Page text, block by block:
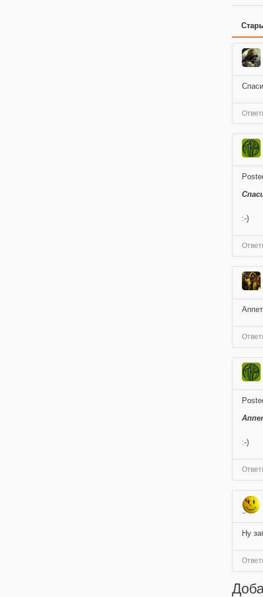
:-)
:-)
Ну